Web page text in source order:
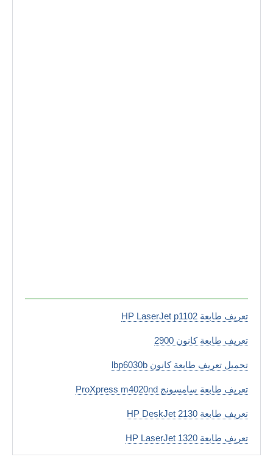
تعريف طابعة HP LaserJet p1102
تعريف طابعة كانون 2900
تحميل تعريف طابعة كانون lbp6030b
تعريف طابعة سامسونج ProXpress m4020nd
تعريف طابعة HP DeskJet 2130
تعريف طابعة HP LaserJet 1320